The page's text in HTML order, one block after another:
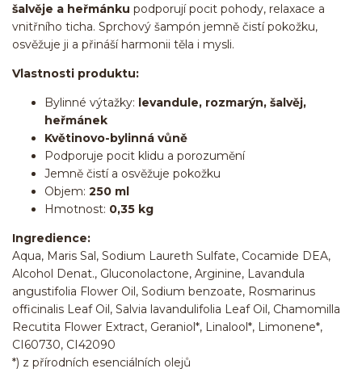
šalvěje a heřmánku podporují pocit pohody, relaxace a
vnitřního ticha. Sprchový šampón jemně čistí pokožku,
osvěžuje ji a přináší harmonii těla i mysli.
Vlastnosti produktu:
Bylinné výtažky: levandule, rozmarýn, šalvěj,
heřmánek
Květinovo-bylinná vůně
Podporuje pocit klidu a porozumění
Jemně čistí a osvěžuje pokožku
Objem: 250 ml
Hmotnost: 0,35 kg
Ingredience:
Aqua, Maris Sal, Sodium Laureth Sulfate, Cocamide DEA,
Alcohol Denat., Gluconolactone, Arginine, Lavandula
angustifolia Flower Oil, Sodium benzoate, Rosmarinus
officinalis Leaf Oil, Salvia lavandulifolia Leaf Oil, Chamomilla
Recutita Flower Extract, Geraniol*, Linalool*, Limonene*,
CI60730, CI42090
*) z přírodních esenciálních olejů